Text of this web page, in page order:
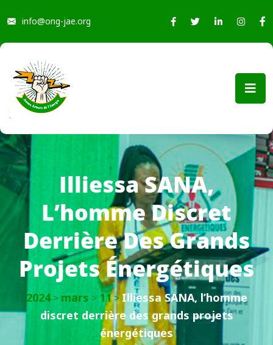
info@ong-jae.org
Illiessa SANA,
L’homme Discret
Derrière Des Grands
Projets Énergétiques
2024> mars >11>Illiessa SANA, l’homme
discret derrière des grands projets
énergétiques